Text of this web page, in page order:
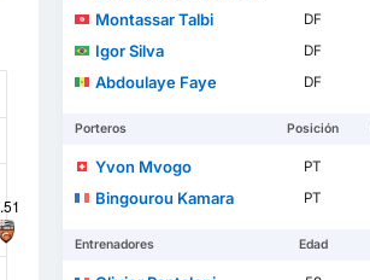
Montassar Talbi
DF
Igor Silva
DF
Abdoulaye Faye
DF
Porteros Posición
Yvon Mvogo PT
Bingourou Kamara
PT
Entrenadores Edad